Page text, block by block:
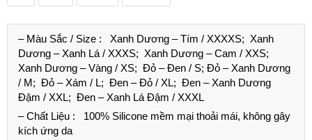
– Màu Sắc / Size : Xanh Dương – Tím / XXXXS; Xanh
Dương – Xanh Lá / XXXS; Xanh Dương – Cam / XXS;
Xanh Dương – Vàng / XS; Đỏ – Đen / S; Đỏ – Xanh Dương
/ M; Đỏ – Xám / L; Đen – Đỏ / XL; Đen – Xanh Dương
Đậm / XXL; Đen – Xanh Lá Đậm / XXXL
– Chất Liệu : 100% Silicone mềm mại thoải mái, không gây
kích ứng da